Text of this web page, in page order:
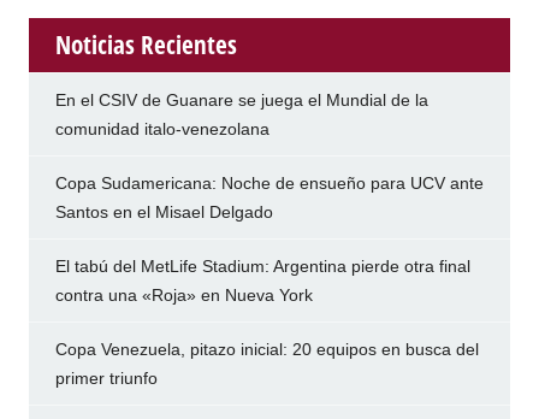
Noticias Recientes
En el CSIV de Guanare se juega el Mundial de la
comunidad italo-venezolana
Copa Sudamericana: Noche de ensueño para UCV ante
Santos en el Misael Delgado
El tabú del MetLife Stadium: Argentina pierde otra final
contra una «Roja» en Nueva York
Copa Venezuela, pitazo inicial: 20 equipos en busca del
primer triunfo